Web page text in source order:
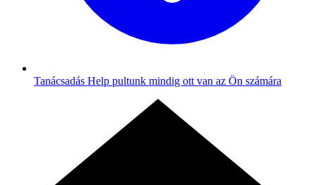
Tanácsadás Help pultunk mindig ott van az Ön számára